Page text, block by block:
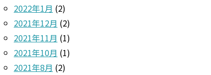
2022年1月 (2)
2021年12月 (2)
2021年11月 (1)
2021年10月 (1)
2021年8月 (2)